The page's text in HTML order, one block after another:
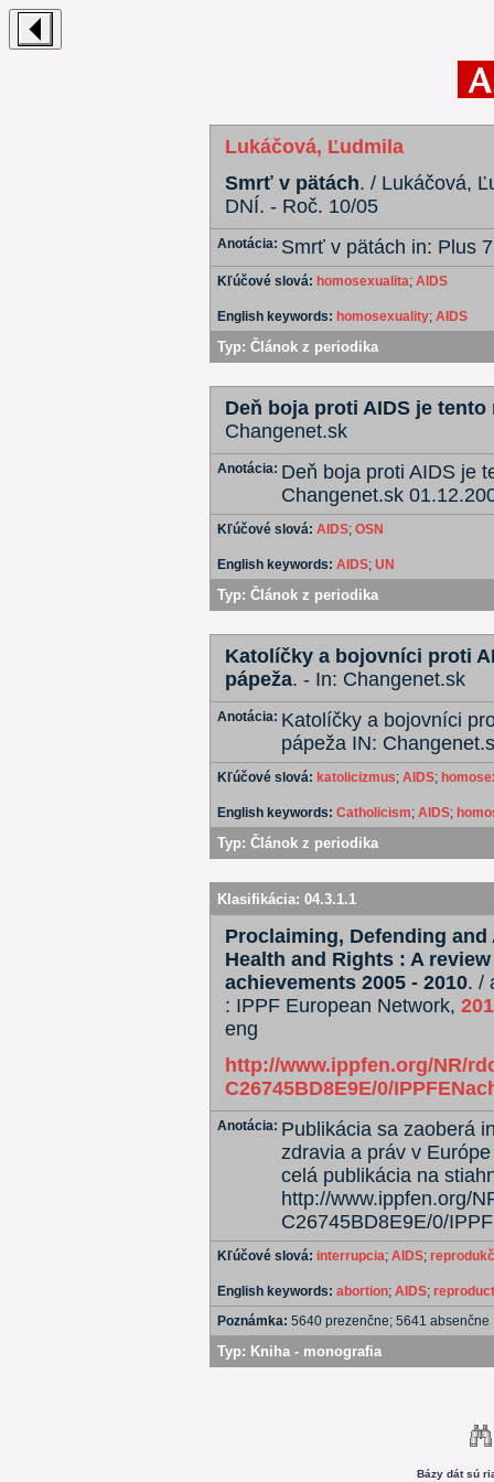
Lukáčová, Ľudmila
Smrť v pätách. / Lukáčová,
DNÍ. - Roč. 10/05
Anotácia: Smrť v pätách in: Plus
Kľúčové slová: homosexualita; AIDS
English keywords: homosexuality; AIDS
Typ: Článok z periodika
Deň boja proti AIDS je
Changenet.sk
Anotácia: Deň boja proti AIDS je
Changenet.sk
Kľúčové slová: AIDS; OSN
English keywords: AIDS; UN
Typ: Článok z periodika
Katolíčky a bojovníci proti
pápeža. - In: Changenet.sk
Anotácia: Katolíčky a bojovníci
pápeža IN:
Kľúčové slová: katolicizmus; AIDS;
English keywords: Catholicism; AIDS;
Typ: Článok z periodika
Klasifikácia: 04.3.1.1
Proclaiming, Defending
Health and Rights : A
achievements 2005 - 2010. /
: IPPF European Network,
eng
http://www.ippfen.org/NR/
C26745BD8E9E/0/
Anotácia: Publikácia sa zaoberá
zdravia a práv v
celá publikácia na
http://www.ippfen.org/
C26745BD8E9E/0/
Kľúčové slová: interrupcia; AIDS;
English keywords: abortion; AIDS;
Poznámka: 5640 prezenčne; 5641 absenčne
Typ: Kniha - monografia
Bázy dát sú